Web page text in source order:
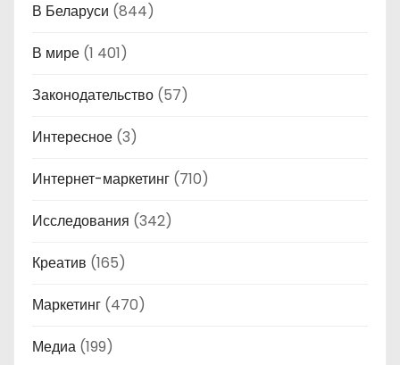
В Беларуси (844)
В мире (1 401)
Законодательство (57)
Интересное (3)
Интернет-маркетинг (710)
Исследования (342)
Креатив (165)
Маркетинг (470)
Медиа (199)